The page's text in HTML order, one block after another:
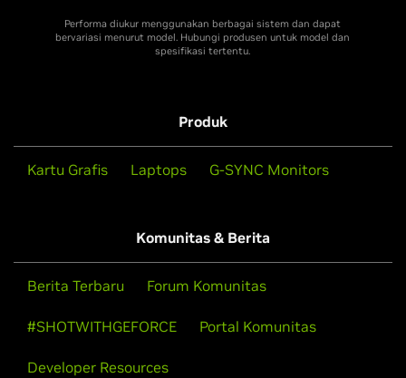
Performa diukur menggunakan berbagai sistem dan dapat
bervariasi menurut model. Hubungi produsen untuk model dan
spesifikasi tertentu.
Produk
Kartu Grafis Laptops G-SYNC Monitors
Komunitas & Berita
Berita Terbaru Forum Komunitas
#SHOTWITHGEFORCE Portal Komunitas
Developer Resources